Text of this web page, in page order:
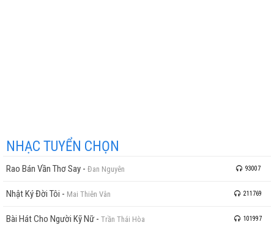
NHẠC TUYỂN CHỌN
Rao Bán Vần Thơ Say - Đan Nguyên 93007
Nhật Ký Đời Tôi - Mai Thiên Vân 211769
Bài Hát Cho Người Kỹ Nữ - Trần Thái Hòa 101997